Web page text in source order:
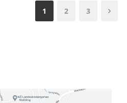
1 2 3